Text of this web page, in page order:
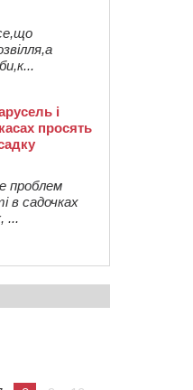
і
просять
проблем
в садочках
...